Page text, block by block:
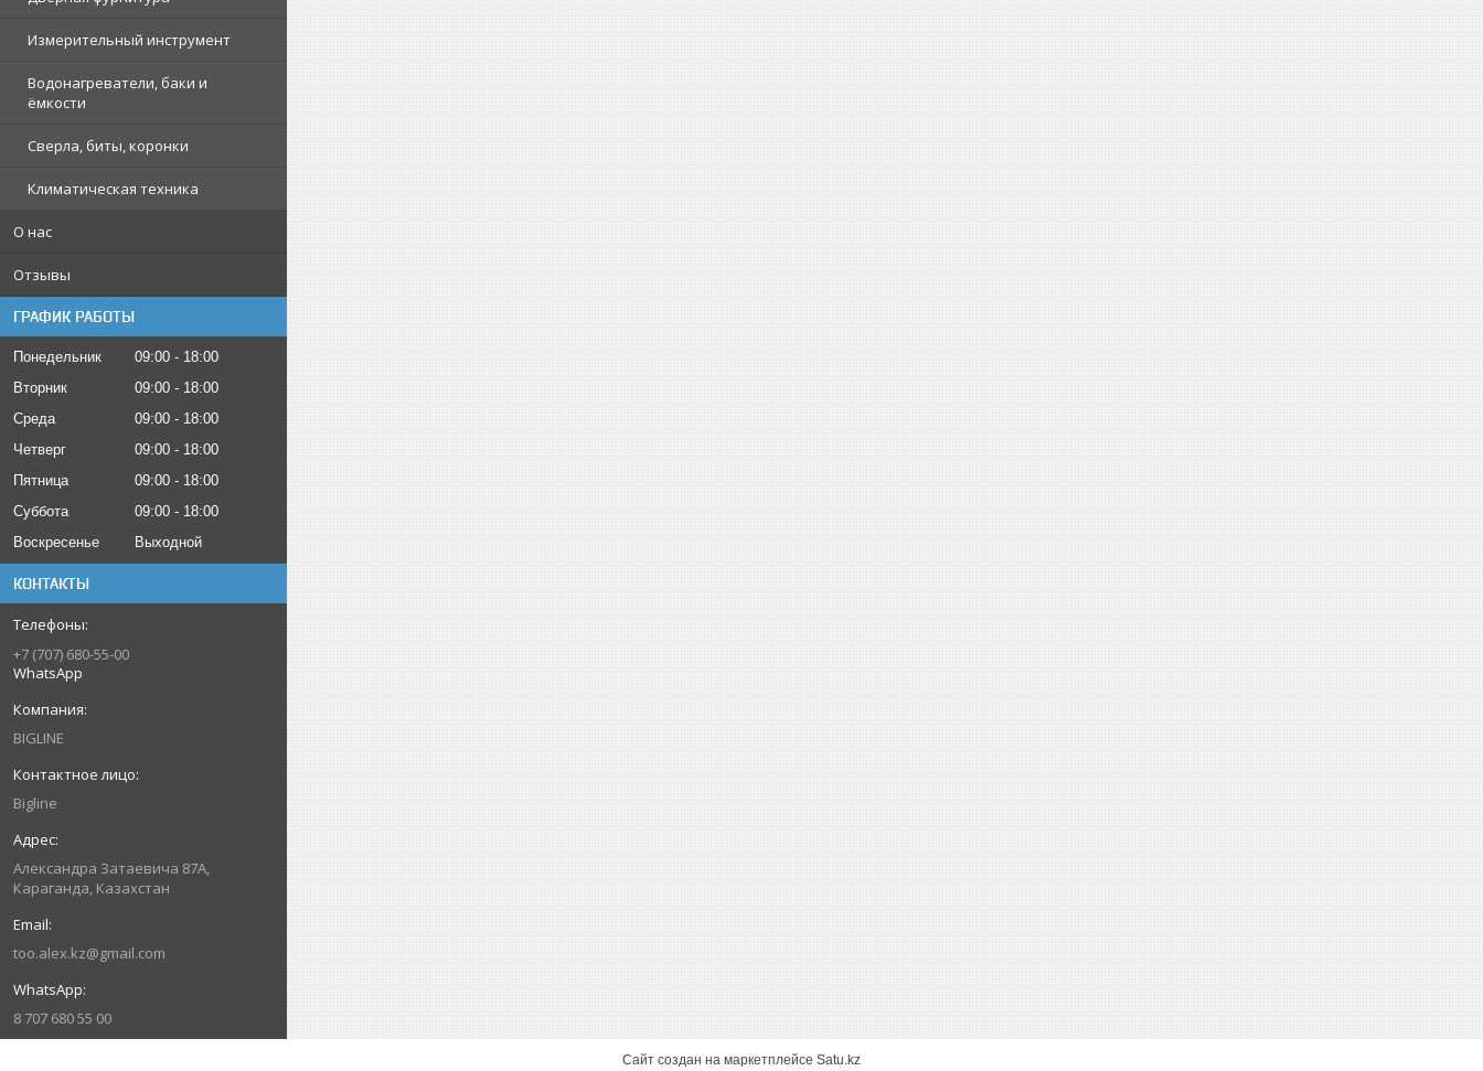
Измерительный инструмент
Водонагреватели, баки и
ёмкости
Сверла, биты, коронки
Климатическая техника
О нас
Отзывы
ГРАФИК РАБОТЫ
Понедельник 09:00
18:00
Вторник
09:00
18:00
Среда
09:00
18:00
Четверг
09:00
18:00
Пятница
09:00
18:00
Суббота
09:00
18:00
Воскресенье
Выходной
КОНТАКТЫ
+7 (707) 680-55-00
WhatsApp
BIGLINE
Bigline
Александра Затаевича 87А,
Караганда, Казахстан
too.alex.kz@gmail.com
8 707 680 55 00
Сайт создан на маркетплейсе Satu.kz